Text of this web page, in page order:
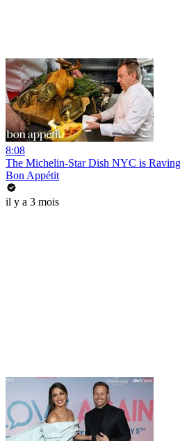
8:08
The Michelin-Star Dish NYC is
Bon Appétit
il y a 3 mois